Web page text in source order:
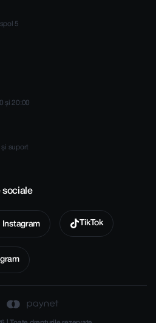
5
și 20:00
și suport
sociale
Instagram TikTok